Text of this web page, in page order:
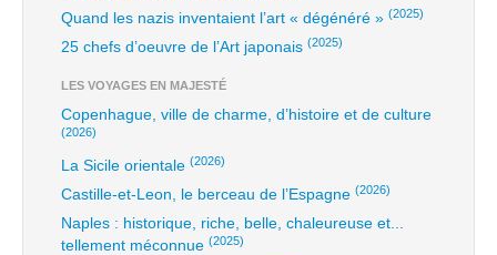
Quand les nazis inventaient l’art « dégénéré » (2025)
25 chefs d’oeuvre de l’Art japonais (2025)
LES VOYAGES EN MAJESTÉ
Copenhague, ville de charme, d’histoire et de culture
(2026)
La Sicile orientale (2026)
Castille-et-Leon, le berceau de l’Espagne (2026)
Naples : historique, riche, belle, chaleureuse et...
tellement méconnue (2025)